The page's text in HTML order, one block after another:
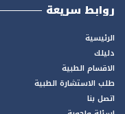
روابط سريعة
الرئيسية
دليلك
الاقسام الطبية
طلب الاستشارة الطبية
اتصل بنا